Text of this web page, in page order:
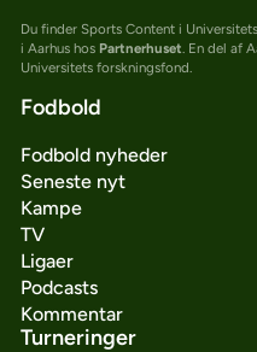
Du finder Sports Content i
i Aarhus hos Partnerhuset. En del af
Universitets forskningsfond.
Fodbold
Fodbold nyheder
Seneste nyt
Kampe
TV
Ligaer
Podcasts
Kommentar
Turneringer